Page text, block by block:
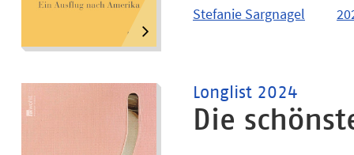
sich auf, das Nichts zu
Stefanie Sargnagel
Longlist 2024
Die